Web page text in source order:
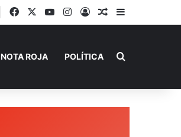
FacebookYouTubeInstagram
AccesoPublicación al
Barra lateral
NOTA ROJA POLÍTICA Buscar por